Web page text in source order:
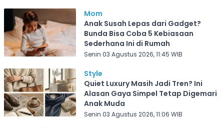
Mom
Anak Susah Lepas dari Gadget?
Bunda Bisa Coba 5 Kebiasaan
Sederhana Ini di Rumah
Senin 03 Agustus 2026, 11:45 WIB
Style
Quiet Luxury Masih Jadi Tren? Ini
Alasan Gaya Simpel Tetap Digemari
Anak Muda
Senin 03 Agustus 2026, 11:06 WIB